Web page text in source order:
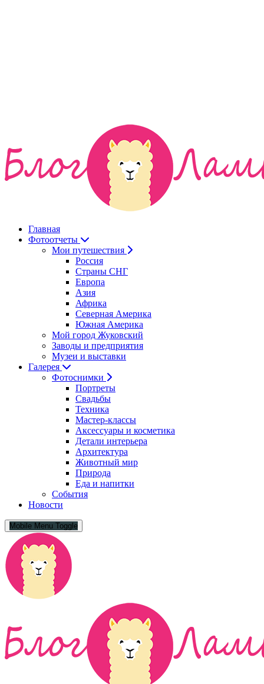
Главная
Фотоотчеты
Мои путешествия
Россия
Страны СНГ
Европа
Азия
Африка
Северная Америка
Южная Америка
Мой город Жуковский
Заводы и предприятия
Музеи и выставки
Галерея
Фотоснимки
Портреты
Свадьбы
Техника
Мастер-классы
Аксессуары и косметика
Детали интерьера
Архитектура
Животный мир
Природа
Еда и напитки
События
Новости
Mobile Menu Toggle